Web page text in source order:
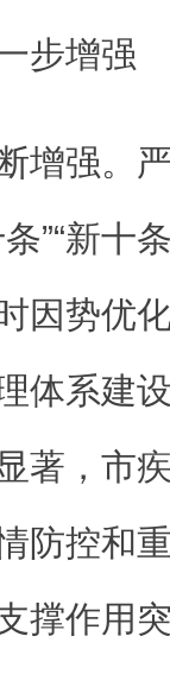
步增强
强。严
”“新十
因势优
体系建
著，市
防控和
撑作用